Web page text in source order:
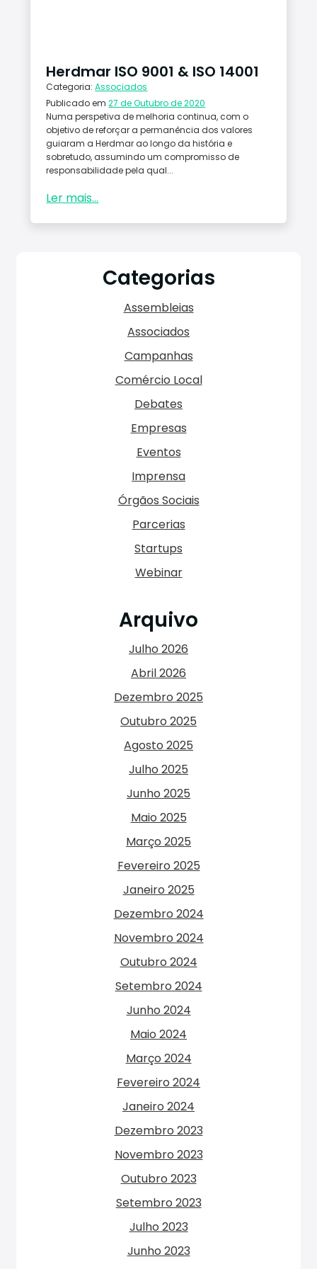
Herdmar ISO 9001 & ISO 14001
Categoria:Associados
Publicado em27 de Outubro de 2020
Numa perspetiva de melhoria continua, com o
objetivo de reforçar a permanência dos valores
guiaram a Herdmar ao longo da história e
sobretudo, assumindo um compromisso de
responsabilidade pela qual...
Ler mais...
Categorias
Assembleias
Associados
Campanhas
Comércio Local
Debates
Empresas
Eventos
Imprensa
Órgãos Sociais
Parcerias
Startups
Webinar
Arquivo
Julho 2026
Abril 2026
Dezembro 2025
Outubro 2025
Agosto 2025
Julho 2025
Junho 2025
Maio 2025
Março 2025
Fevereiro 2025
Janeiro 2025
Dezembro 2024
Novembro 2024
Outubro 2024
Setembro 2024
Junho 2024
Maio 2024
Março 2024
Fevereiro 2024
Janeiro 2024
Dezembro 2023
Novembro 2023
Outubro 2023
Setembro 2023
Julho 2023
Junho 2023